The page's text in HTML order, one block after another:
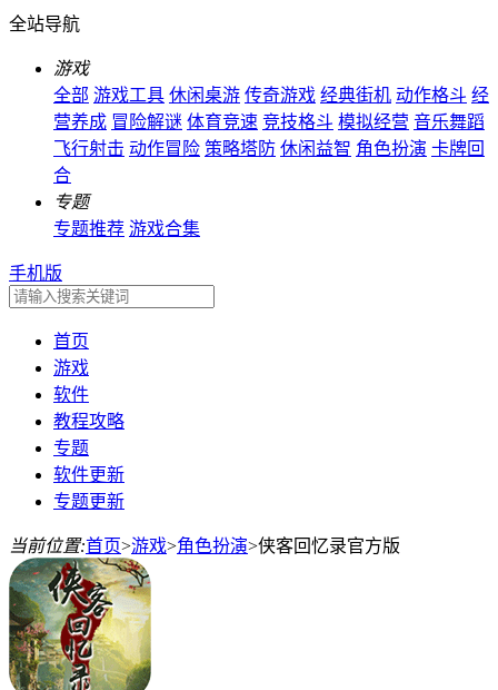
全站导航
游戏
全部 游戏工具 休闲桌游 传奇游戏 经典街机 动作格斗 经
营养成 冒险解谜 体育竞速 竞技格斗 模拟经营 音乐舞蹈
飞行射击 动作冒险 策略塔防 休闲益智 角色扮演 卡牌回
合
专题
专题推荐 游戏合集
手机版
首页
游戏
软件
教程攻略
专题
软件更新
专题更新
当前位置:首页>游戏>角色扮演>侠客回忆录官方版